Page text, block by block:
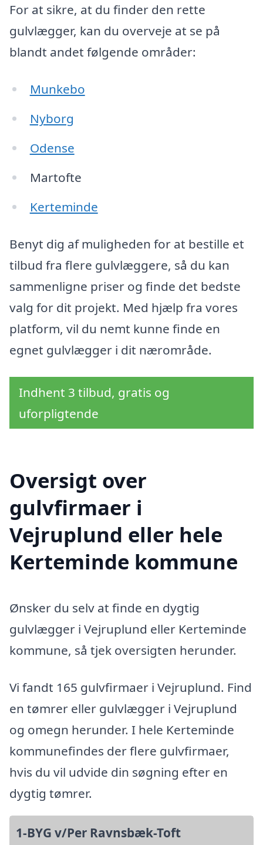
For at sikre, at du finder den rette
gulvlægger, kan du overveje at se på
blandt andet følgende områder:
Munkebo
Nyborg
Odense
Martofte
Kerteminde
Benyt dig af muligheden for at bestille et
tilbud fra flere gulvlæggere, så du kan
sammenligne priser og finde det bedste
valg for dit projekt. Med hjælp fra vores
platform, vil du nemt kunne finde en
egnet gulvlægger i dit nærområde.
Indhent 3 tilbud, gratis og
uforpligtende
Oversigt over
gulvfirmaer i
Vejruplund eller hele
Kerteminde kommune
Ønsker du selv at finde en dygtig
gulvlægger i Vejruplund eller Kerteminde
kommune, så tjek oversigten herunder.
Vi fandt 165 gulvfirmaer i Vejruplund. Find
en tømrer eller gulvlægger i Vejruplund
og omegn herunder. I hele Kerteminde
kommunefindes der flere gulvfirmaer,
hvis du vil udvide din søgning efter en
dygtig tømrer.
1-BYG v/Per Ravnsbæk-Toft